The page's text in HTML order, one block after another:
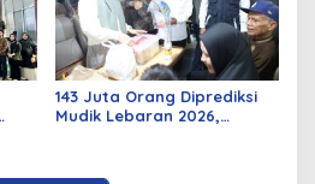
143 Juta Orang Diprediksi
Mudik Lebaran 2026,